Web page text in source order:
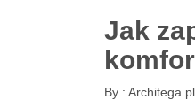
Jak
By : Architega.pl